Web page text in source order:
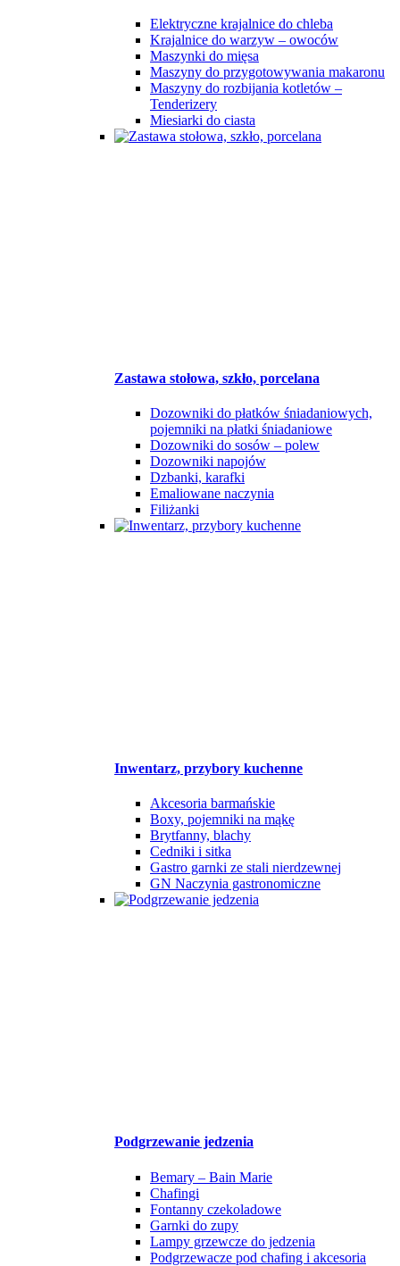
Elektryczne krajalnice do chleba
Krajalnice do warzyw – owoców
Maszynki do mięsa
Maszyny do przygotowywania makaronu
Maszyny do rozbijania kotletów –
Tenderizery
Miesiarki do ciasta
Zastawa stołowa, szkło, porcelana
Dozowniki do płatków śniadaniowych,
pojemniki na płatki śniadaniowe
Dozowniki do sosów – polew
Dozowniki napojów
Dzbanki, karafki
Emaliowane naczynia
Filiżanki
Inwentarz, przybory kuchenne
Akcesoria barmańskie
Boxy, pojemniki na mąkę
Brytfanny, blachy
Cedniki i sitka
Gastro garnki ze stali nierdzewnej
GN Naczynia gastronomiczne
Podgrzewanie jedzenia
Bemary – Bain Marie
Chafingi
Fontanny czekoladowe
Garnki do zupy
Lampy grzewcze do jedzenia
Podgrzewacze pod chafing i akcesoria